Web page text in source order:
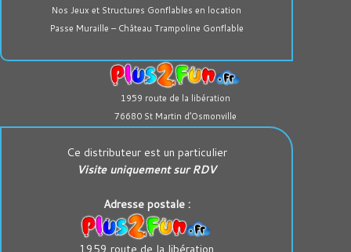
Nos Jeux et Structures Gonflables en location
Passe Muraille – Château Trampoline Gonflable
1959 route de la libération
76680 St Martin d’Osmonville
Ce distributeur est un particulier
Visite uniquement sur RDV
Adresse postale :